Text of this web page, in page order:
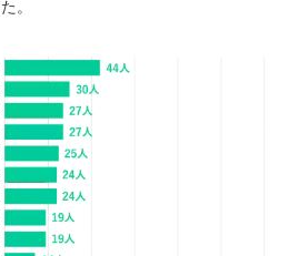
。